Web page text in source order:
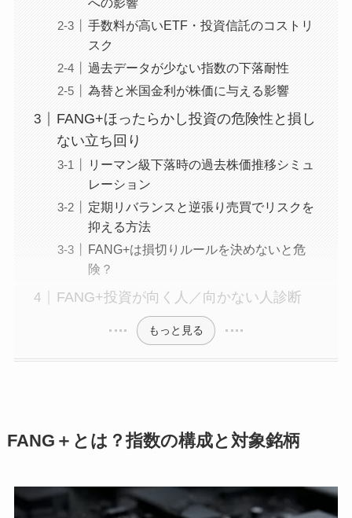
手数料が高いETF・投資信託のコストリ
スク
過去データが少ない指数の下落耐性
為替と米国金利が株価に与える影響
FANG+ほったらかし投資の危険性と損し
ない立ち回り
リーマン級下落時の過去株価推移シミュ
レーション
定期リバランスと逆張り売買でリスクを
抑える方法
FANG+は損切りルールを決めないと危
険？
FANG+投資が向く人／向かない人診断
もっと見る
FANG＋とは？指数の構成と対象銘柄